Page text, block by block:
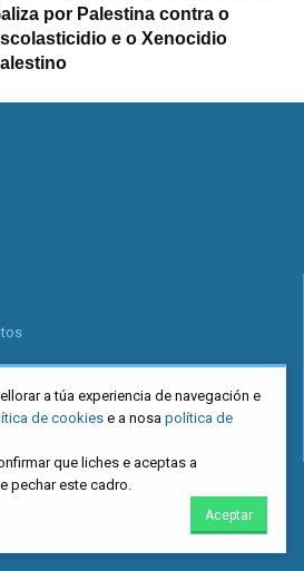
por Palestina contra o
e o Xenocidio
a túa experiencia de navegación e
de cookiese a nosa política de
que liches e aceptas a
pechar este cadro.
Aceptar